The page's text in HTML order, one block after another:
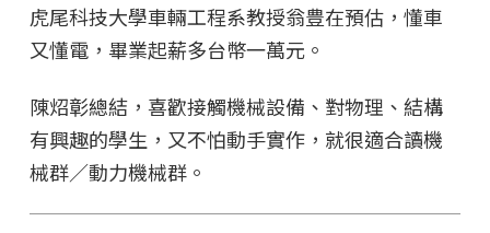
虎尾科技大學車輛工程系教授翁豊在預估，懂車
又懂電，畢業起薪多台幣一萬元。
陳炤彰總結，喜歡接觸機械設備、對物理、結構
有興趣的學生，又不怕動手實作，就很適合讀機
械群／動力機械群。